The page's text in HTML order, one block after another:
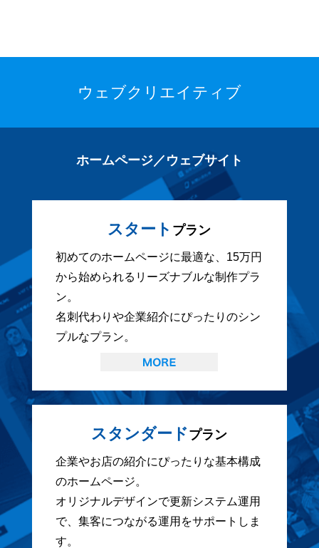
ウェブクリエイティブ
ホームページ／ウェブサイト
スタート プラン
初めてのホームページに最適な、15万円
から始められるリーズナブルな制作プラ
ン。
名刺代わりや企業紹介にぴったりのシン
プルなプラン。
スタンダードプラン
企業やお店の紹介にぴったりな基本構成
のホームページ。
オリジナルデザインで更新システム運用
で、集客につながる運用をサポートしま
す。